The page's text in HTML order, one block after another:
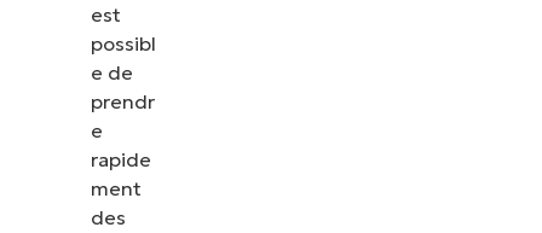
est
possibl
e de
prendr
e
rapide
ment
des